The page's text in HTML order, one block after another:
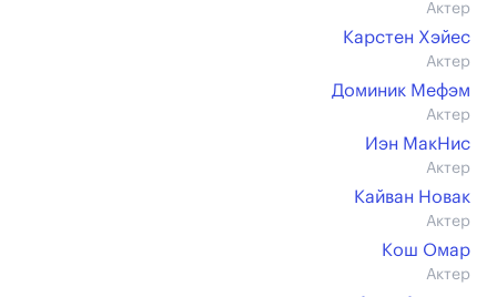
Актер
Карстен Хэйес
Актер
Доминик Мефэм
Актер
Иэн МакНис
Актер
Кайван Новак
Актер
Кош Омар
Актер